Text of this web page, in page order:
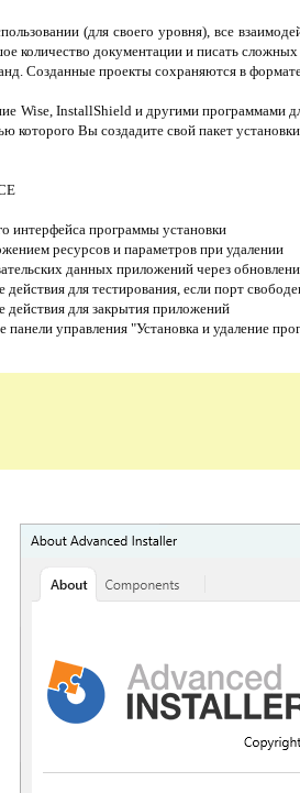
(для своего уровня), все
количество документации и писать
Созданные проекты сохраняются в
Wise, InstallShield и другими программами
которого Вы создадите свой пакет
интерфейса программы установки
ресурсов и параметров при удалении
данных приложений через
действия для тестирования, если порт
действия для закрытия приложений
панели управления "Установка и удаление